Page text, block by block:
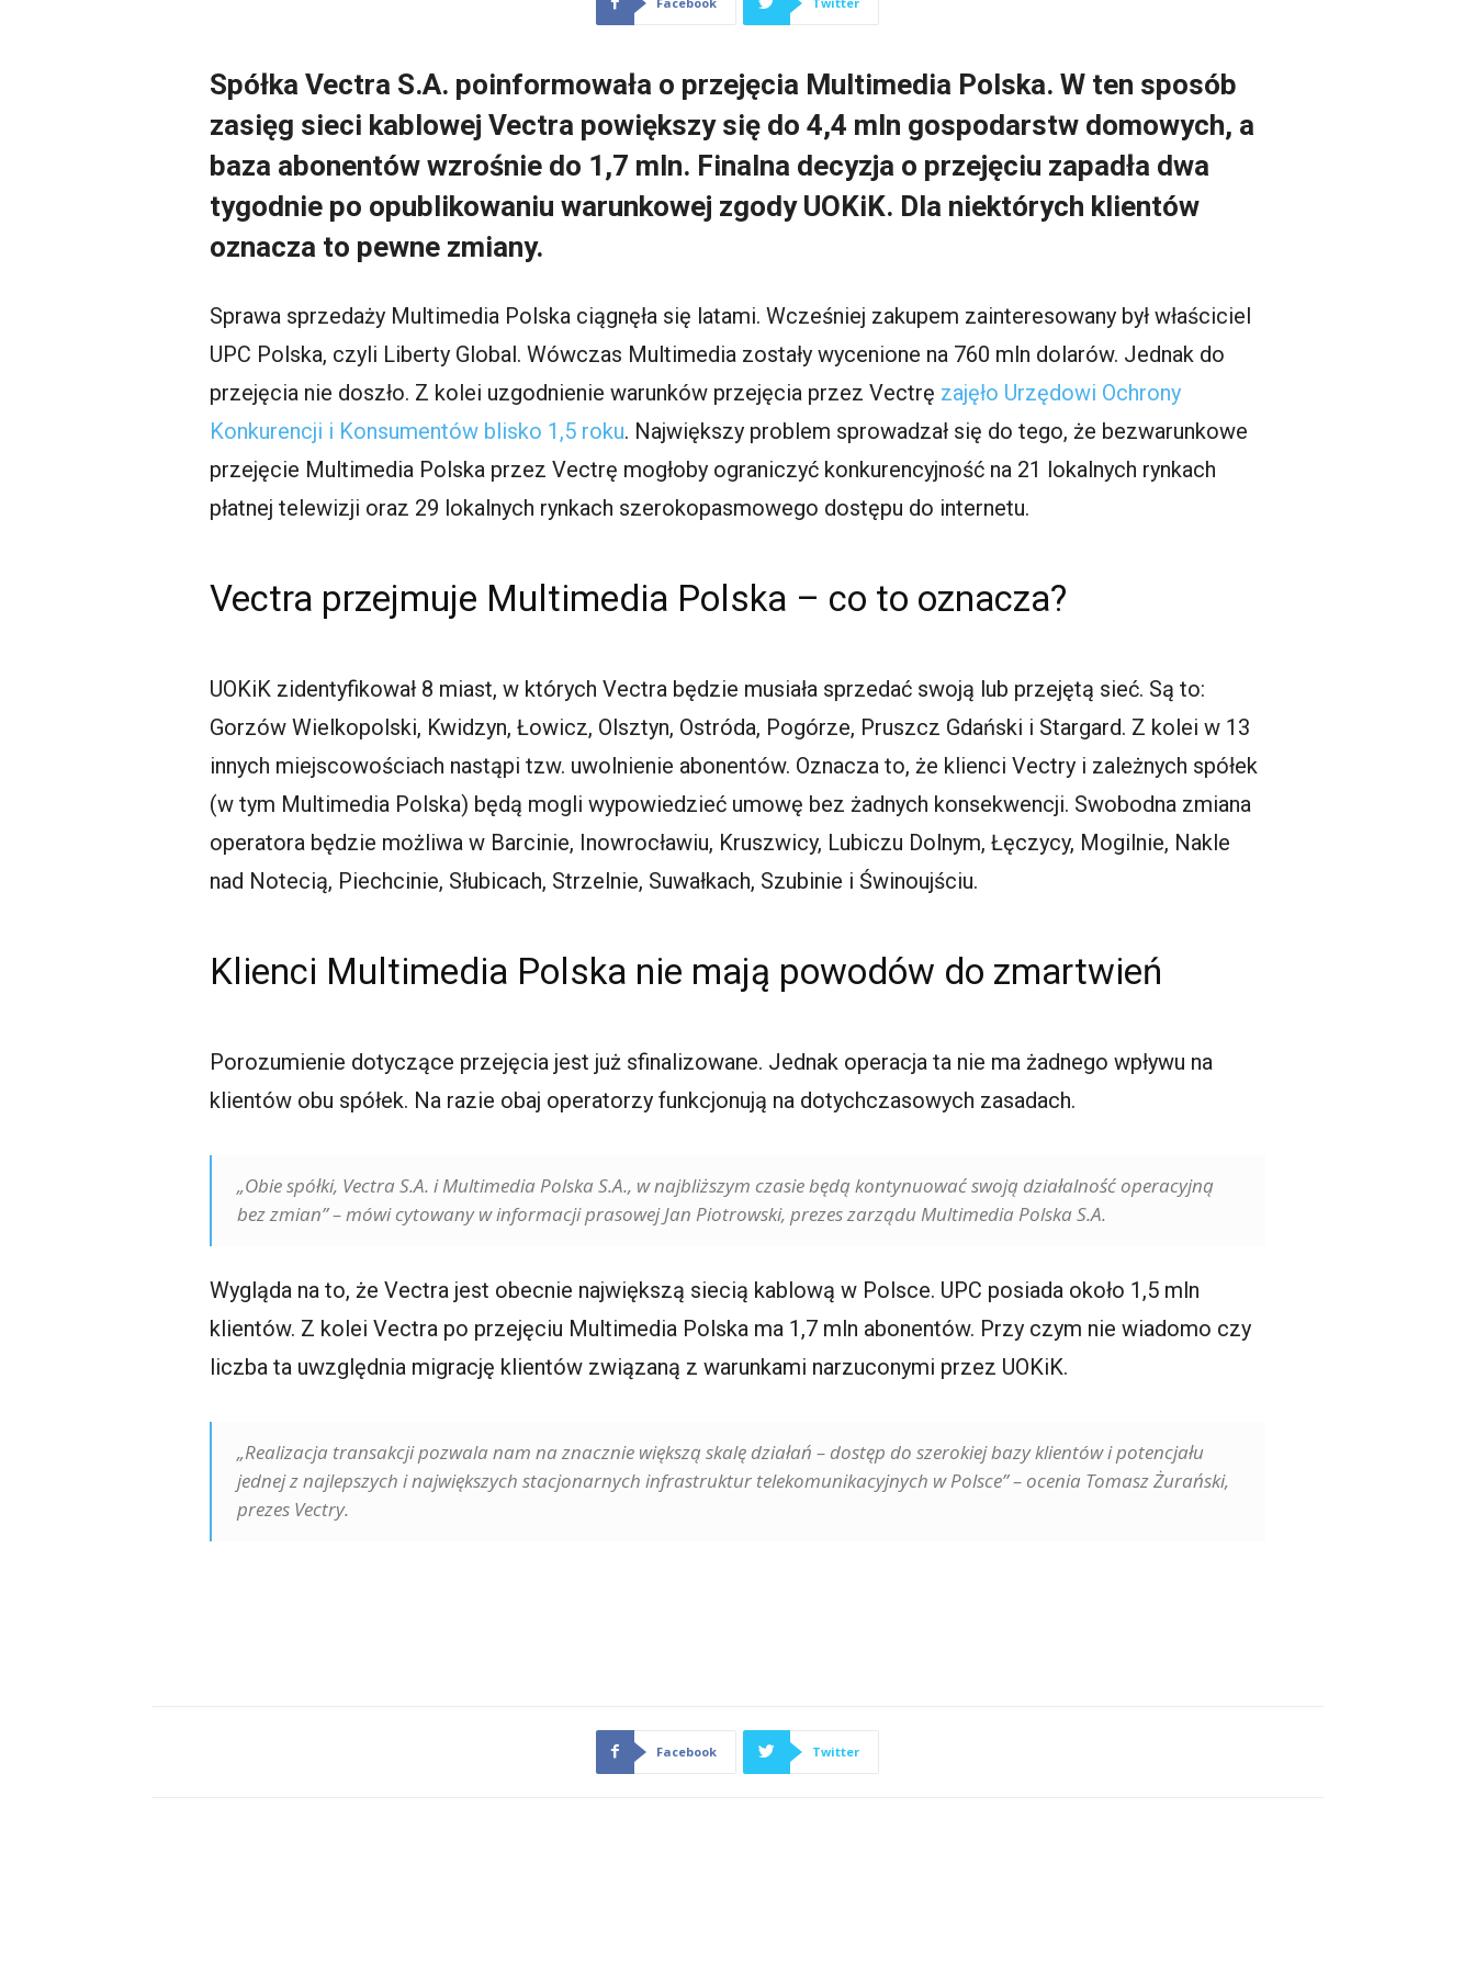
Spółka Vectra S.A. poinformowała o przejęcia Multimedia Polska. W ten sposób
zasięg sieci kablowej Vectra powiększy się do 4,4 mln gospodarstw domowych, a
baza abonentów wzrośnie do 1,7 mln. Finalna decyzja o przejęciu zapadła dwa
tygodnie po opublikowaniu warunkowej zgody UOKiK. Dla niektórych klientów
oznacza to pewne zmiany.
Sprawa sprzedaży Multimedia Polska ciągnęła się latami. Wcześniej zakupem zainteresowany był właściciel
UPC Polska, czyli Liberty Global. Wówczas Multimedia zostały wycenione na 760 mln dolarów. Jednak do
przejęcia nie doszło. Z kolei uzgodnienie warunków przejęcia przez Vectrę zajęło Urzędowi Ochrony
Konkurencji i Konsumentów blisko 1,5 roku. Największy problem sprowadzał się do tego, że bezwarunkowe
przejęcie Multimedia Polska przez Vectrę mogłoby ograniczyć konkurencyjność na 21 lokalnych rynkach
płatnej telewizji oraz 29 lokalnych rynkach szerokopasmowego dostępu do internetu.
Vectra przejmuje Multimedia Polska – co to oznacza?
UOKiK zidentyfikował 8 miast, w których Vectra będzie musiała sprzedać swoją lub przejętą sieć. Są to:
Gorzów Wielkopolski, Kwidzyn, Łowicz, Olsztyn, Ostróda, Pogórze, Pruszcz Gdański i Stargard. Z kolei w 13
innych miejscowościach nastąpi tzw. uwolnienie abonentów. Oznacza to, że klienci Vectry i zależnych spółek
(w tym Multimedia Polska) będą mogli wypowiedzieć umowę bez żadnych konsekwencji. Swobodna zmiana
operatora będzie możliwa w Barcinie, Inowrocławiu, Kruszwicy, Lubiczu Dolnym, Łęczycy, Mogilnie, Nakle
nad Notecią, Piechcinie, Słubicach, Strzelnie, Suwałkach, Szubinie i Świnoujściu.
Klienci Multimedia Polska nie mają powodów do zmartwień
Porozumienie dotyczące przejęcia jest już sfinalizowane. Jednak operacja ta nie ma żadnego wpływu na
klientów obu spółek. Na razie obaj operatorzy funkcjonują na dotychczasowych zasadach.
„Obie spółki, Vectra S.A. i Multimedia Polska S.A., w najbliższym czasie będą kontynuować swoją działalność operacyjną
bez zmian” – mówi cytowany w informacji prasowej Jan Piotrowski, prezes zarządu Multimedia Polska S.A.
Wygląda na to, że Vectra jest obecnie największą siecią kablową w Polsce. UPC posiada około 1,5 mln
klientów. Z kolei Vectra po przejęciu Multimedia Polska ma 1,7 mln abonentów. Przy czym nie wiadomo czy
liczba ta uwzględnia migrację klientów związaną z warunkami narzuconymi przez UOKiK.
„Realizacja transakcji pozwala nam na znacznie większą skalę działań – dostęp do szerokiej bazy klientów i potencjału
jednej z najlepszych i największych stacjonarnych infrastruktur telekomunikacyjnych w Polsce” – ocenia Tomasz Żurański,
prezes Vectry.
Facebook Twitter